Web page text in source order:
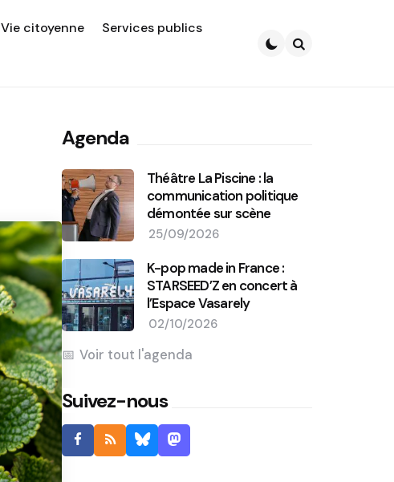
Vie citoyenne
Services publics
Agenda
Théâtre La Piscine : la
communication politique
démontée sur scène
25/09/2026
K-pop made in France :
STARSEED’Z en concert à
l’Espace Vasarely
02/10/2026
Voir tout l'agenda
Suivez-nous